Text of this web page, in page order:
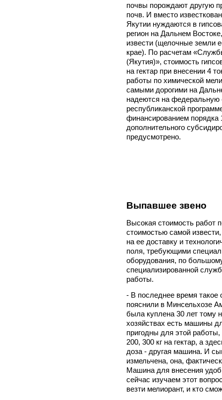
почвы порождают другую
почв. И вместо
Якутии нуждаются в
регион на Дальнем
извести (щелочные земли
крае). По расчетам
(Якутия)», стоимость
на гектар при внесении 4
работы по химической
самыми дорогими на
надеются на
республиканской
финансированием порядка
дополнительного
предусмотрено.
Выпавшее звено
Высокая стоимость работ
стоимостью самой
на ее доставку и
поля, требующими
оборудования, по
специализированной
работы.
- В последнее время такое
пояснили в Минсельхозе
была куплена 30 лет тому
хозяйствах есть машины
пригодны для этой
200, 300 кг на гектар, а
доза - другая машина. И
измельчена, она,
Машина для внесения
сейчас изучаем этот
везти мелиорант, и кто